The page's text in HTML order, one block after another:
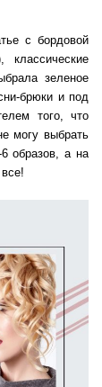
с бордовой
зеленое
брюки и под
того, что
могу выбрать
образов, а на